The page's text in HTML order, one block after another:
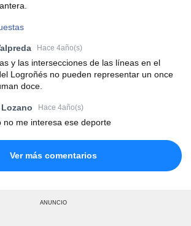
Hace 4año(s)
y las intersecciones de las líneas en el
Logroñés no pueden representar un once
doce.
Hace 4año(s)
no me interesa ese deporte
Ver más comentarios
ANUNCIO